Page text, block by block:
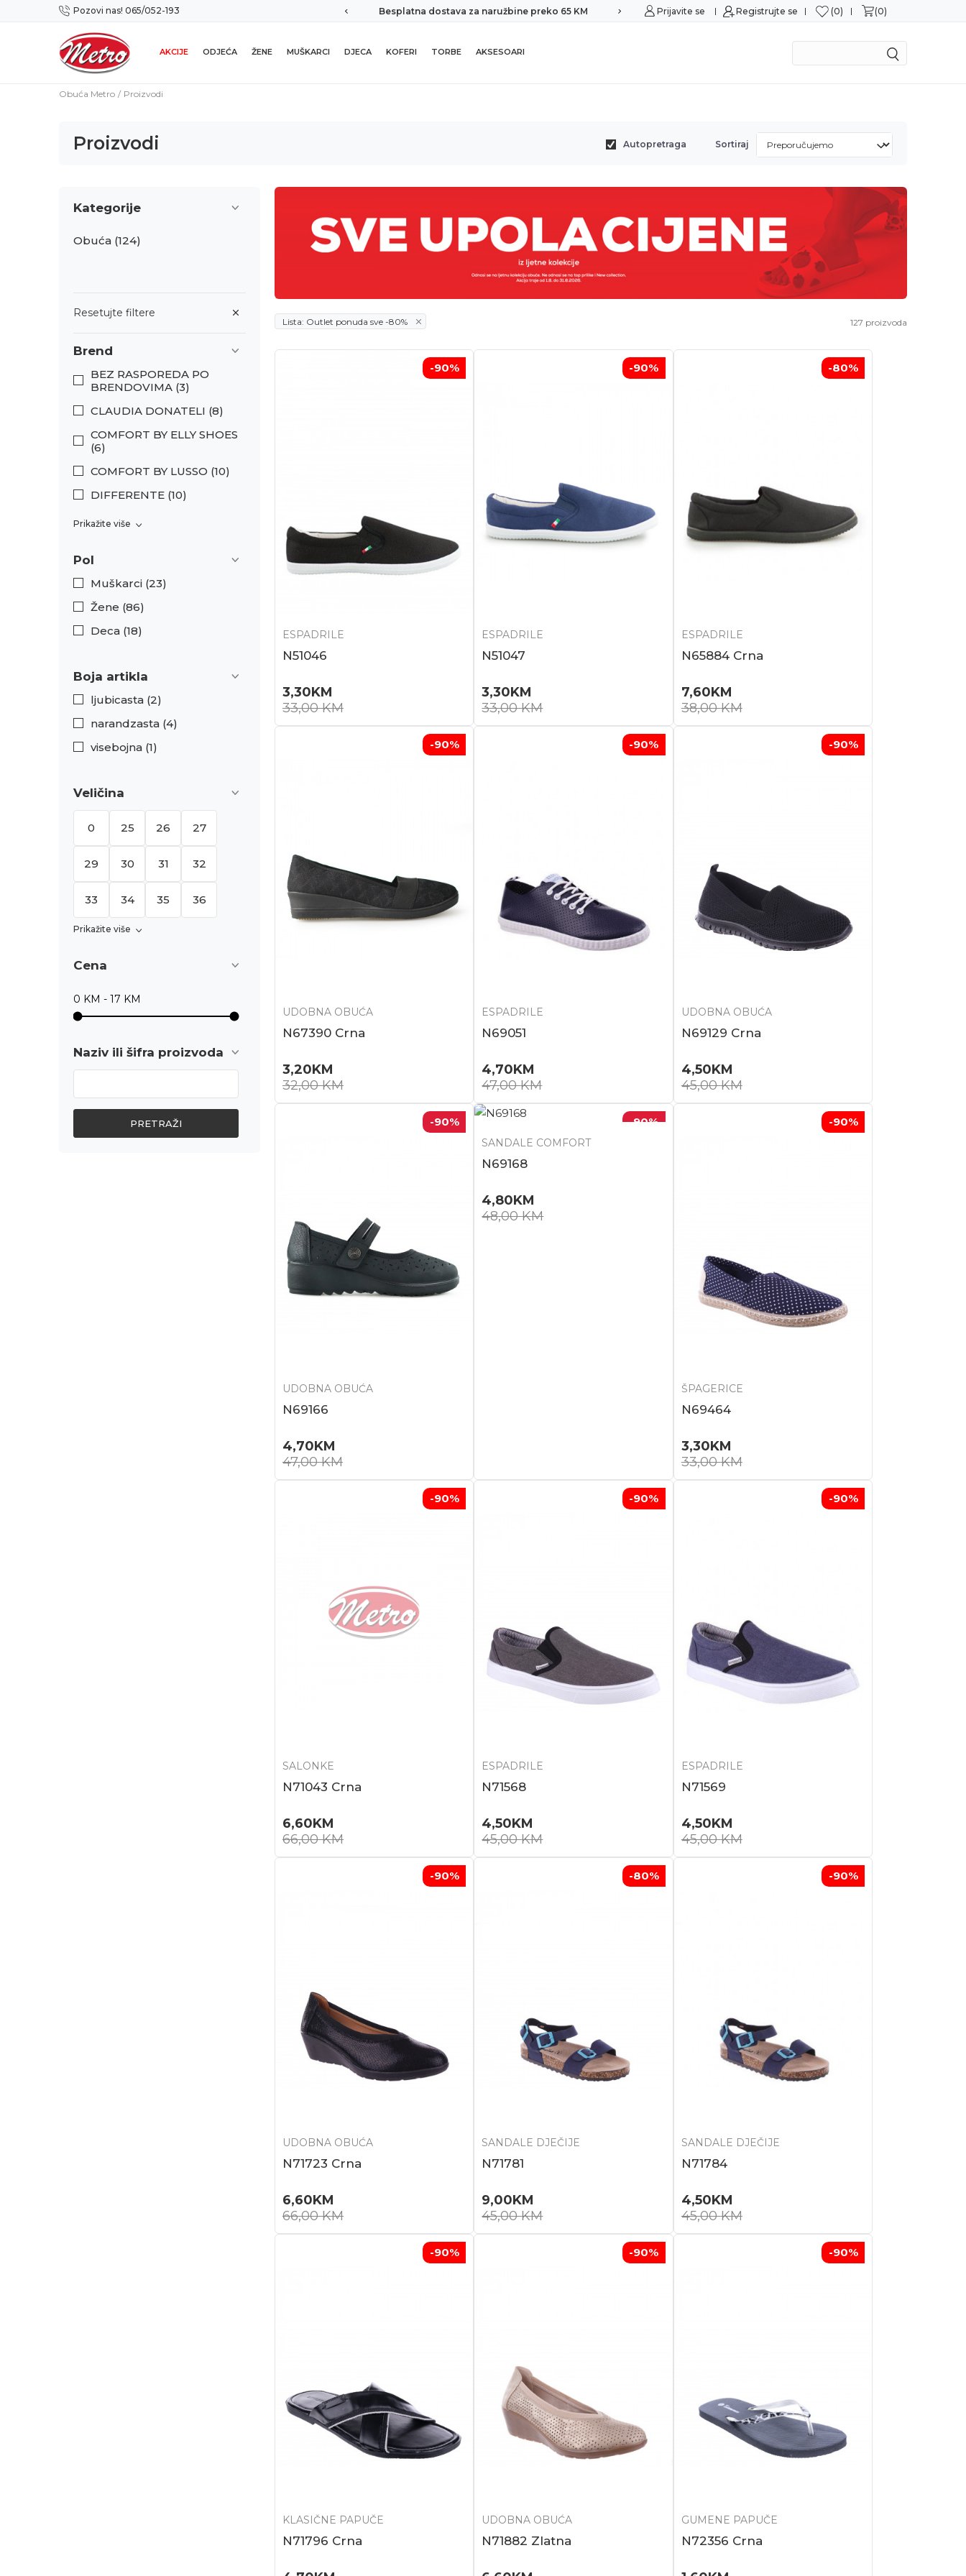
Pozovi nas! 065/052-193
Preuzmi NOVU Metro mobilnu aplikaciju! Besplatna dostava za naružbine preko 65 KM Sigurna kupovina
Prijavite se Registrujte se 0 0
AKCIJE ODJEĆA ŽENE MUŠKARCI DJECA KOFERI TORBE AKSESOARI
Obuća Metro Proizvodi
Proizvodi Autopretraga Sortiraj
Kategorije
Obuća (124)
Resetujte filtere
Brend
BEZ RASPOREDA PO
BRENDOVIMA (3)
CLAUDIA DONATELI (8)
COMFORT BY ELLY SHOES
(6)
COMFORT BY LUSSO (10)
DIFFERENTE (10)
Prikažite više
Pol
Muškarci (23)
Žene (86)
Deca (18)
Boja artikla
ljubicasta (2)
narandzasta (4)
visebojna (1)
Veličina
0 25 26 27
29 30 31 32
33 34 35 36
Prikažite više
Cena
Naziv ili šifra proizvoda
PRETRAŽI
Lista: Outlet ponuda sve -80% 127 proizvoda
-90%
ESPADRILE
N51046
3,30KM
33,00KM
-90%
ESPADRILE
N51047
3,30KM
33,00KM
-80%
ESPADRILE
N65884 Crna
7,60KM
38,00KM
-90%
UDOBNA OBUĆA
N67390 Crna
3,20KM
32,00KM
-90%
ESPADRILE
N69051
4,70KM
47,00KM
-90%
UDOBNA OBUĆA
N69129 Crna
4,50KM
45,00KM
-90%
UDOBNA OBUĆA
N69166
4,70KM
47,00KM
-90%
SANDALE COMFORT
N69168
4,80KM
48,00KM
-90%
ŠPAGERICE
N69464
3,30KM
33,00KM
-90%
SALONKE
N71043 Crna
6,60KM
66,00KM
-90%
ESPADRILE
N71568
4,50KM
45,00KM
-90%
ESPADRILE
N71569
4,50KM
45,00KM
-90%
UDOBNA OBUĆA
N71723 Crna
6,60KM
66,00KM
-80%
SANDALE DJEČIJE
N71781
9,00KM
45,00KM
-90%
SANDALE DJEČIJE
N71784
4,50KM
45,00KM
-90%
KLASIČNE PAPUČE
N71796 Crna
-90%
UDOBNA OBUĆA
N71882 Zlatna
-90%
GUMENE PAPUČE
N72356 Crna